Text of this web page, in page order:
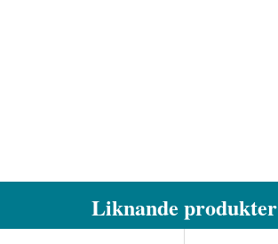
Liknande produkter